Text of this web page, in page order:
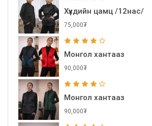
Хүүхдийн цамц /12нас/
75,000₮
Монгол хантааз
90,000₮
Монгол хантааз
90,000₮